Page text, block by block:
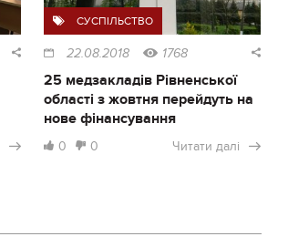
СУСПІЛЬСТВО
22.08.2018 1768
25 медзакладів Рівненської
області з жовтня перейдуть на
нове фінансування
0 0 Читати далі